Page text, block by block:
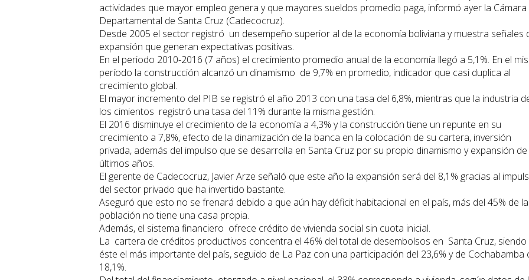
actividades que mayor empleo genera y que mayores sueldos promedio paga, informó ayer la Cámara
Departamental de Santa Cruz (Cadecocruz).
Desde 2005 el sector registró un desempeño superior al de la economía boliviana y muestra señales
expansión que generan expectativas positivas.
En el periodo 2010-2016 (7 años) el crecimiento promedio anual de la economía llegó a 5,1%. En el
período la construcción alcanzó un dinamismo de 9,7% en promedio, indicador que casi duplica al
crecimiento global.
El mayor incremento del PIB se registró el año 2013 con una tasa del 6,8%, mientras que la industria
los cimientos registró una tasa del 11% durante la misma gestión.
El 2016 disminuye el crecimiento de la economía a 4,3% y la construcción tiene un repunte en su
crecimiento a 7,8%, efecto de la dinamización de la banca en la colocación de su cartera, inversión
privada, además del impulso que se desarrolla en Santa Cruz por su propio dinamismo y expansión
últimos años.
El gerente de Cadecocruz, Javier Arze señaló que este año la expansión será del 8,1% gracias al
del sector privado que ha invertido bastante.
Aseguró que esto no se frenará debido a que aún hay déficit habitacional en el país, más del 45% de la
población no tiene una casa propia.
Además, el sistema financiero ofrece crédito de vivienda social sin cuota inicial.
La cartera de créditos productivos concentra el 46% del total de desembolsos en Santa Cruz, siendo
éste el más importante del país, seguido de La Paz con una participación del 23,6% y de Cochabamba
18,1%.